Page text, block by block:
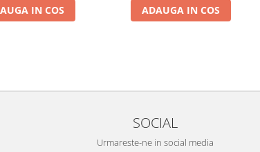
IN COS ADAUGA IN COS
SOCIAL
Urmareste-ne in social media